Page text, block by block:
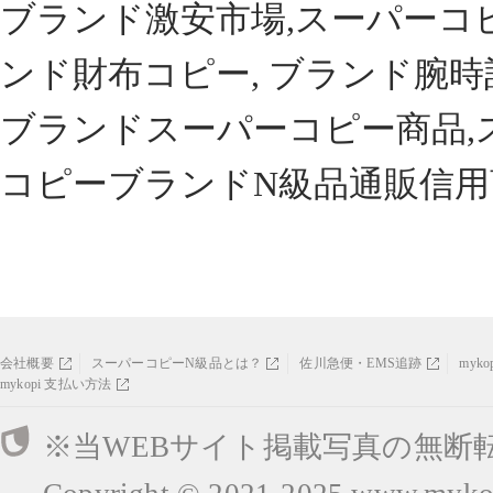
ブランド激安市場,スーパー
ンド財布コピー, ブランド腕
ブランドスーパーコピー商品
コピーブランドN級品通販信
会社概要 スーパーコピーN級品とは？ 佐川急便・EMS追跡
mykopi 支払い方法
※当WEBサイト掲載写真の無断